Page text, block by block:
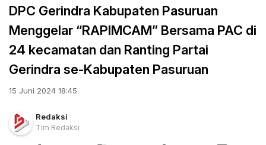
DPC Gerindra Kabupaten Pasuruan
Menggelar “RAPIMCAM” Bersama PAC di
24 kecamatan dan Ranting Partai
Gerindra se-Kabupaten Pasuruan
15 Juni 2024 18:45
Redaksi
Tim Redaksi